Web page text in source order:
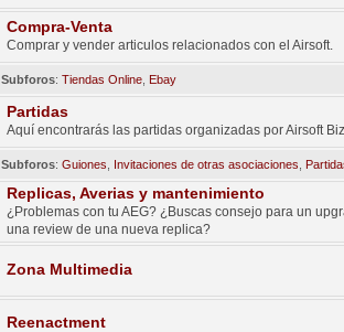
Compra-Venta
Comprar y vender articulos relacionados con el Airsoft.
Subforos: Tiendas Online Ebay
Partidas
Aquí encontrarás las partidas organizadas por Airsoft
Subforos: Guiones Invitaciones de otras asociaciones
Replicas, Averias y mantenimiento
¿Problemas con tu AEG? ¿Buscas consejo para un
una review de una nueva replica?
Zona Multimedia
Reenactment